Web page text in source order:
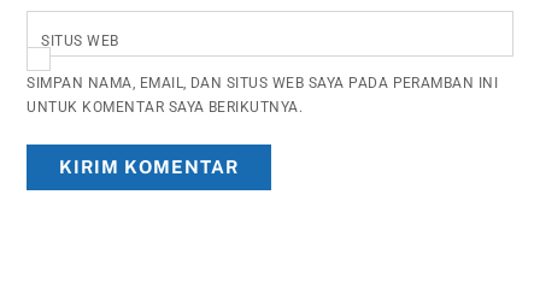
SITUS WEB
SIMPAN NAMA, EMAIL, DAN SITUS WEB SAYA PADA PERAMBAN INI
UNTUK KOMENTAR SAYA BERIKUTNYA.